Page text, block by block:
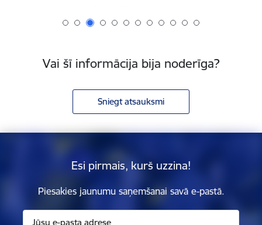
Vai šī informācija bija noderīga?
Sniegt atsauksmi
Esi pirmais, kurš uzzina!
Piesakies jaunumu saņemšanai savā e-pastā.